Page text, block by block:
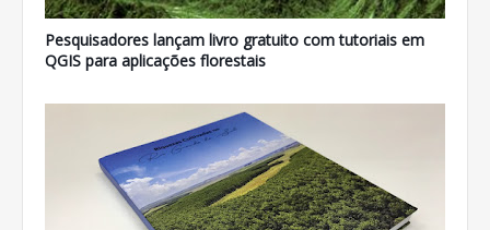
Pesquisadores lançam livro gratuito com tutoriais em
QGIS para aplicações florestais